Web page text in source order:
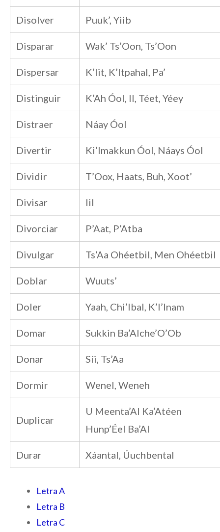
Disolver Puuk’, Yiib
Disparar Wak’ Ts’Oon, Ts’Oon
Dispersar K’Iit, K’Itpahal, Pa’
Distinguir K’Ah Óol, Il, Téet, Yéey
Distraer Náay Óol
Divertir Ki’Imakkun Óol, Náays Óol
Dividir T’Oox, Haats, Buh, Xoot’
Divisar Iil
Divorciar P’Aat, P’Atba
Divulgar Ts’Aa Ohéetbil, Men Ohéetbil
Doblar Wuuts’
Doler Yaah, Chi’Ibal, K’I’Inam
Domar Sukkin Ba’Alche’O’Ob
Donar Síi, Ts’Aa
Dormir Wenel, Weneh
Duplicar
U Meenta’Al Ka’Atéen
Hunp’Éel Ba’Al
Durar Xáantal, Úuchbental
Letra A
Letra B
Letra C